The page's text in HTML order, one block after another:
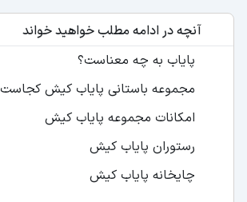
آنچه در ادامه مطلب خواهید خواند
پایاب به چه معناست؟
مجموعه باستانی پایاب کیش کجاست
امکانات مجموعه پایاب کیش
رستوران پایاب کیش
چایخانه پایاب کیش